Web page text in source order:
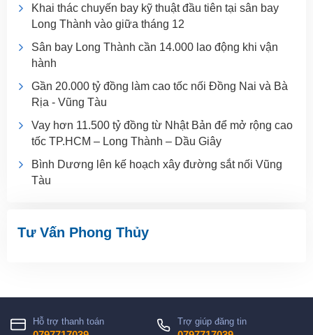
Khai thác chuyến bay kỹ thuật đầu tiên tại sân bay
Long Thành vào giữa tháng 12
Sân bay Long Thành cần 14.000 lao động khi vận
hành
Gần 20.000 tỷ đồng làm cao tốc nối Đồng Nai và Bà
Rịa - Vũng Tàu
Vay hơn 11.500 tỷ đồng từ Nhật Bản để mở rộng cao
tốc TP.HCM – Long Thành – Dầu Giây
Bình Dương lên kế hoạch xây đường sắt nối Vũng
Tàu
Tư Vấn Phong Thủy
Hỗ trợ thanh toán Trợ giúp đăng tin